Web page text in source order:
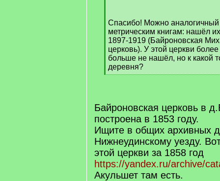
Спасибо! Можно аналогичный
метрическим книгам: нашёл
1897-1919 (Байроновская
церковь). У этой церкви
больше не нашёл, но к какой
деревня?
[
]
Байроновская церковь в
построена в 1853 году.
Ищите в общих архивных
Нижнеудинскому уезду.
этой церкви за 1858 год
https://yandex.ru/archive/
Акульшет там есть.